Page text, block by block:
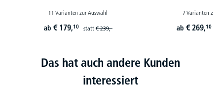
11 Varianten zur Auswahl
ab € 179,10 statt€ 239,-
7 Varianten zur
ab € 269,10
Das hat auch andere Kunden
interessiert